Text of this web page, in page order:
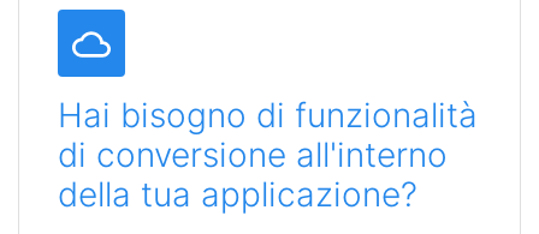
Hai bisogno di funzionalità
di conversione all'interno
della tua applicazione?